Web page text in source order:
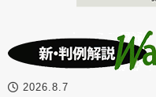
2026.8.7